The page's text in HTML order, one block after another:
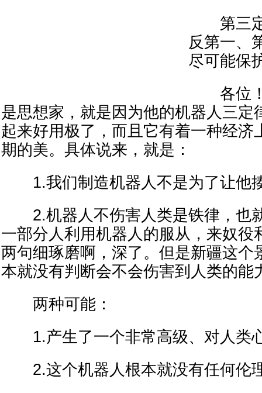
第三定
反第一、
尽可能保
各位！
是思想家，就是因为他的机器人三定
起来好用极了，而且它有着一种经济
期的美。具体说来，就是：
1.我们制造机器人不是为了让他
2.机器人不伤害人类是铁律，也
一部分人利用机器人的服从，来奴役
两句细琢磨啊，深了。但是新疆这个
本就没有判断会不会伤害到人类的能
两种可能：
1.产生了一个非常高级、对人类
2.这个机器人根本就没有任何伦